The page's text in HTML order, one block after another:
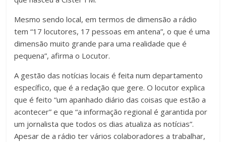
Mesmo sendo local, em termos de dimensão a rádio
tem “17 locutores, 17 pessoas em antena”, o que é uma
dimensão muito grande para uma realidade que é
pequena”, afirma o Locutor.
A gestão das notícias locais é feita num departamento
específico, que é a redação que gere. O locutor explica
que é feito “um apanhado diário das coisas que estão a
acontecer” e que “a informação regional é garantida por
um jornalista que todos os dias atualiza as notícias”.
Apesar de a rádio ter vários colaboradores a trabalhar,